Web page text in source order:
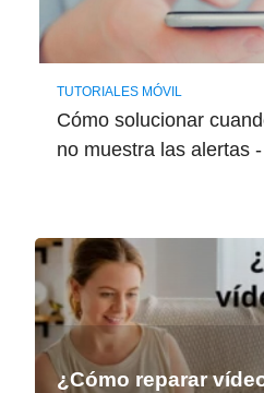
TUTORIALES MÓVIL
Cómo solucionar
no muestra las alertas
¿Cómo reparar